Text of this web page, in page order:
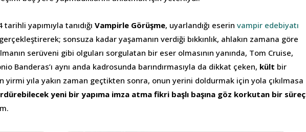
yapımıyla tanıdığı Vampirle Görüşme, uyarlandığı eserin vampir edebiyatı
sonsuza kadar yaşamanın verdiği bıkkınlık, ahlakın zamana göre
serüveni gibi olguları sorgulatan bir eser olmasının yanında, Tom Cruise,
Banderas’ı aynı anda kadrosunda barındırmasıyla da dikkat çeken, kült bir
yirmi yıla yakın zaman geçtikten sonra, onun yerini doldurmak için yola çıkılmasa
yeni bir yapıma imza atma fikri başlı başına göz korkutan bir süreç